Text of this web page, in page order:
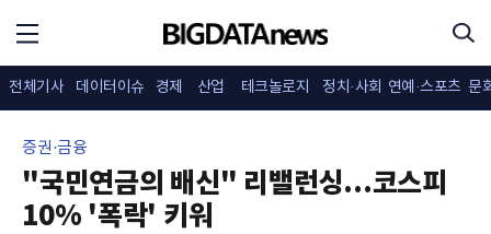
전체기사 데이터이슈 경제 산업 테크놀로지 정치·사회 연예·스포츠 문
증권·금융
"국민연금의 배신" 리밸런싱...코스피
10% '폭락' 키워